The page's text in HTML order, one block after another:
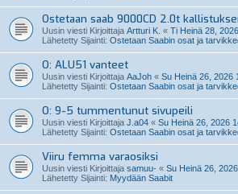
Ostetaan saab 9000CD 2.0t
Uusin viesti Kirjoittaja Artturi K. « Ti Heinä 28,
Lähetetty Sijainti: Ostetaan Saabin osat ja
O: ALU51 vanteet
Uusin viesti Kirjoittaja AaJoh « Su Heinä 26, 2026
Lähetetty Sijainti: Ostetaan Saabin osat ja
O: 9-5 tummentunut sivupeili
Uusin viesti Kirjoittaja J.a04 « Su Heinä 26, 2026
Lähetetty Sijainti: Ostetaan Saabin osat ja
Viiru femma varaosiksi
Uusin viesti Kirjoittaja samuu- « Su Heinä 26,
Lähetetty Sijainti: Myydään Saabit